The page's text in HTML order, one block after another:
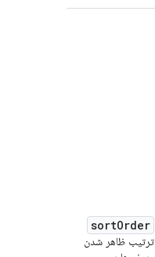
sortOrder
ترتیب ظاهر شدن